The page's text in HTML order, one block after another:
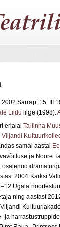
Sarrap; 15. III
Liidu liige (1998).
erialal Tallinna
Viljandi
samal aastal
ja Noore
osalenud
2004 Karksi
Ugala
ning aastast
ja